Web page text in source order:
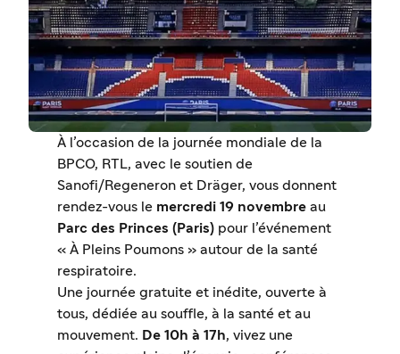
À l’occasion de la journée mondiale de la
BPCO, RTL, avec le soutien de
Sanofi/Regeneron et Dräger, vous donnent
rendez-vous le mercredi 19 novembre au
Parc des Princes (Paris) pour l’événement
« À Pleins Poumons » autour de la santé
respiratoire.
Une journée gratuite et inédite, ouverte à
tous, dédiée au souffle, à la santé et au
mouvement. De 10h à 17h, vivez une